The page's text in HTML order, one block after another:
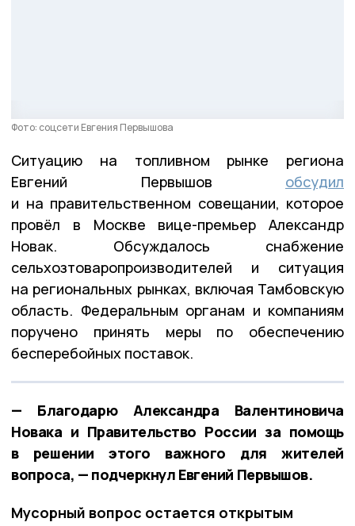
Фото: соцсети Евгения Первышова
Ситуацию на топливном рынке региона
Евгений Первышов обсудил
и на правительственном совещании, которое
провёл в Москве вице-премьер Александр
Новак. Обсуждалось снабжение
сельхозтоваропроизводителей и ситуация
на региональных рынках, включая Тамбовскую
область. Федеральным органам и компаниям
поручено принять меры по обеспечению
бесперебойных поставок.
— Благодарю Александра Валентиновича
Новака и Правительство России за помощь
в решении этого важного для жителей
вопроса, — подчеркнул Евгений Первышов.
Мусорный вопрос остается открытым